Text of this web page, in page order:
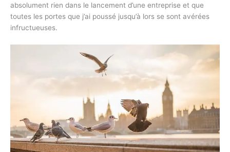
absolument rien dans le lancement d’une entreprise et que
toutes les portes que j’ai poussé jusqu’à lors se sont avérées
infructueuses.